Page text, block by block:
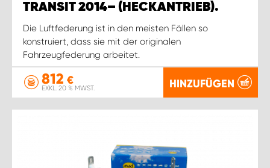
TRANSIT 2014– (HECKANTRIEB).
Die Luftfederung ist in den meisten Fällen so
konstruiert, dass sie mit der originalen
Fahrzeugfederung arbeitet.
812 €
EXKL. 20 % MWST. HINZUFÜGEN